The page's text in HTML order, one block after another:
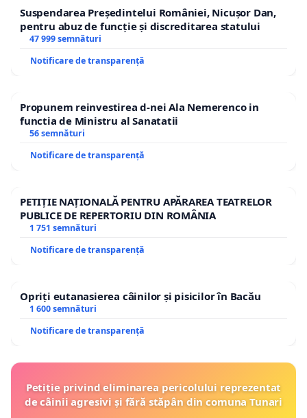
Suspendarea Președintelui României, Nicușor Dan,
pentru abuz de funcție și discreditarea statului
47 999 semnături
Notificare de transparență
Propunem reinvestirea d-nei Ala Nemerenco in
functia de Ministru al Sanatatii
56 semnături
Notificare de transparență
PETIȚIE NAȚIONALĂ PENTRU APĂRAREA TEATRELOR
PUBLICE DE REPERTORIU DIN ROMÂNIA
1 751 semnături
Notificare de transparență
Opriți eutanasierea câinilor și pisicilor în Bacău
1 600 semnături
Notificare de transparență
Petiție privind eliminarea pericolului reprezentat
de câinii agresivi și fără stăpân din comuna Tunari